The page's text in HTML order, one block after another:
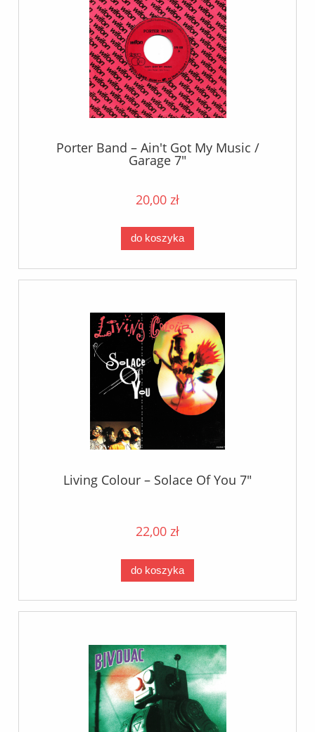
Porter Band – Ain't Got My Music /
Garage 7"
20,00 zł
do koszyka
Living Colour ‎– Solace Of You 7"
22,00 zł
do koszyka